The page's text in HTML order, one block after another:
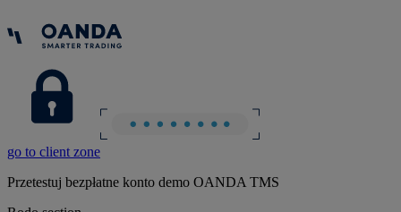
go to client zone
Przetestuj bezpłatne konto demo OANDA TMS